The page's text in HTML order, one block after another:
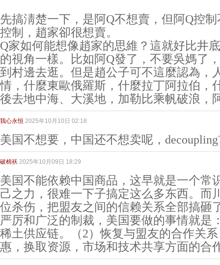
先搞淸楚一下，是阿Q不想賣，但阿Q控
控制，趙家卻很想賣。
Q家如何能想像趙家的思維？這就好比井
的視角一樣。比如阿Q發了，不要吳媽了
到村邊去逛。但是趙公子可不這麼認為，
情，什麼東歐俄羅斯，什麼拉丁阿拉伯，
後去地中海、大溪地，加勒比乘帆破浪，
我心永恒 2025年10月10日 02:18
美国不想要，中国还不想卖呢，
破棉袄 2025年10月09日 18:29
美国不能依赖中国商品，这早就是一个常
己之力，很难一下子搞定这么多东西。而
位杀伤，把盟友之间的信赖关系全部搞砸
严厉和广泛的制裁，美国要做的事情就是
稀土供应链。（2）恢复与盟友的合作关
惠，换取资源，市场和技术共享方面的合